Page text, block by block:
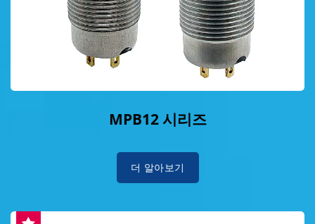
MPB12 시리즈
더 알아보기